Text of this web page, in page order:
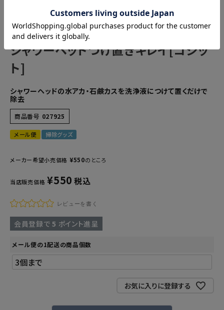
シャワーヘッドつけ置きキレイ[コジッ
ト]
シャワーヘッドの水アカ・石鹸カスを洗浄液につけて置くだけで
除去
商品番号 027925
メール便 掃除グッズ
メーカー希望小売価格 ¥550のところ
当店販売価格 ¥550 税込
レビューを書く
会員登録で 5 ポイント進呈
メール便の1配送の商品個数
お気に入りに登録する